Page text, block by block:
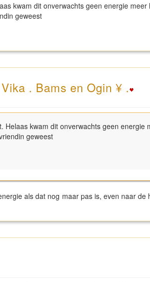
kwam dit onverwachts geen energie meer
geweest
. Bams en Ogin ¥ .
Helaas kwam dit onverwachts geen energie
geweest
als dat nog maar pas is, even naar de